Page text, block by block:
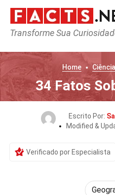
Transforme Sua
Home Ciência
34 Fatos
Escrito Por:
Modified &
Verificado por Especialista